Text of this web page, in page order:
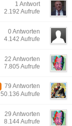
1 Antwort
2.192 Aufrufe
0 Antworten
4.142 Aufrufe
22 Antworten
7.805 Aufrufe
79 Antworten
50.136 Aufrufe
29 Antworten
8.144 Aufrufe